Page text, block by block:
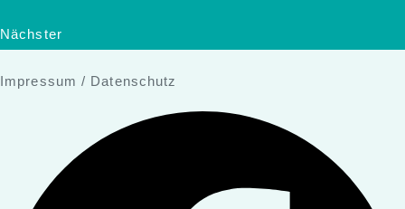
Nächster
Impressum / Datenschutz